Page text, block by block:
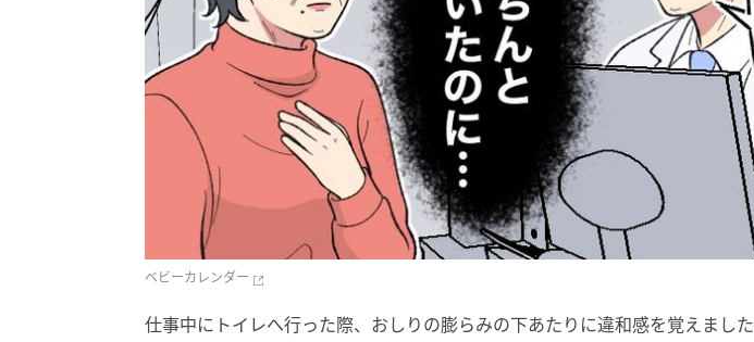
ベビーカレンダー
仕事中にトイレへ行った際、おしりの膨らみの下あたりに違和感を覚えまし